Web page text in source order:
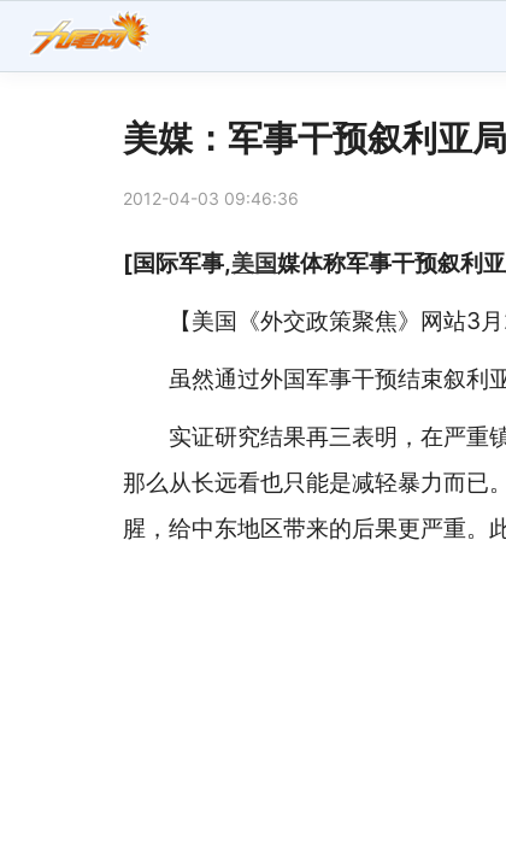
美媒：军事干预叙利亚
2012-04-03 09:46:36
[国际军事,美国媒体称军事干预叙利
【美国《外交政策聚焦》网站3月
虽然通过外国军事干预结束叙利亚
实证研究结果再三表明，在严重镇
那么从长远看也只能是减轻暴力而已
腥，给中东地区带来的后果更严重。